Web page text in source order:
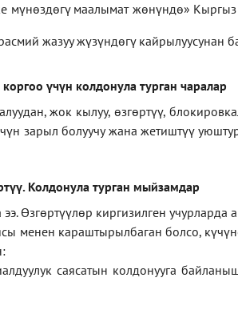
мүнөздөгү маалымат жөнүндө»
жазуу жүзүндөгү кайрылуусунан
үчүн колдонула турган чаралар
жок кылуу, өзгөртүү,
зарыл болуучу жана жетиштүү
. Колдонула турган мыйзамдар
Өзгөртүүлөр киргизилген
менен караштырылбаган болсо,
саясатын колдонууга